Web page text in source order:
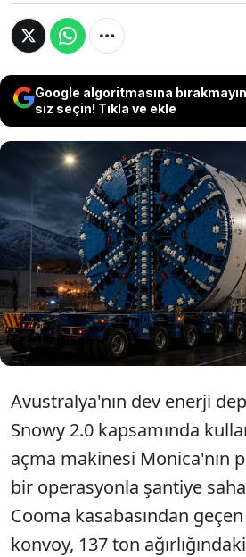
Google algoritmasına
siz seçin! Tıkla ve ekle
Avustralya'da yapımı
Snowy 2.0 için üretilen
makinesinin kesici kafa
özel bir konvoyla kasaba
Milyonlarca haneye
sağlayacak proje, devasa
dikkat çekti.
Avustralya'nın dev enerji
Snowy 2.0 kapsamında
açma makinesi Monica'nın
bir operasyonla şantiye
Cooma kasabasından
konvoy, 137 ton